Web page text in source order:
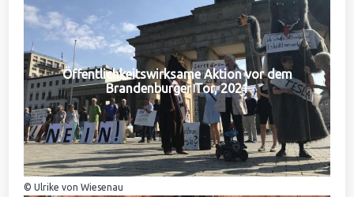
Öffentlichkeitswirksame Aktion vor dem
Brandenburger Tor, 2021
© Ulrike von Wiesenau